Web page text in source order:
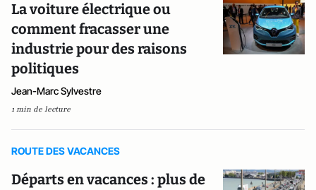
La voiture électrique ou
comment fracasser une
industrie pour des raisons
politiques
Jean-Marc Sylvestre
1 min de lecture
ROUTE DES VACANCES
Départs en vacances : plus de